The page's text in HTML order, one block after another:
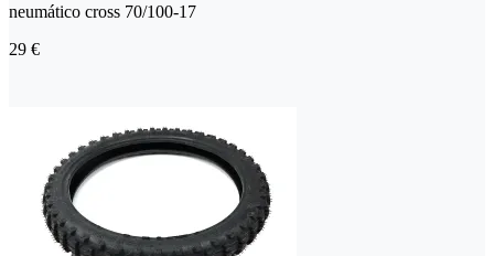
neumático cross 70/100-17
29 €